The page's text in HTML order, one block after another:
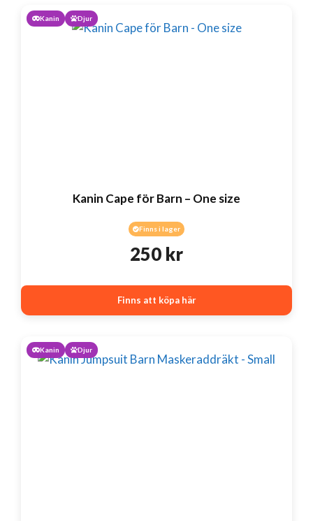
Kanin Djur
Kanin Cape för Barn – One size
Finns i lager
250 kr
Finns att köpa här
Kanin Djur